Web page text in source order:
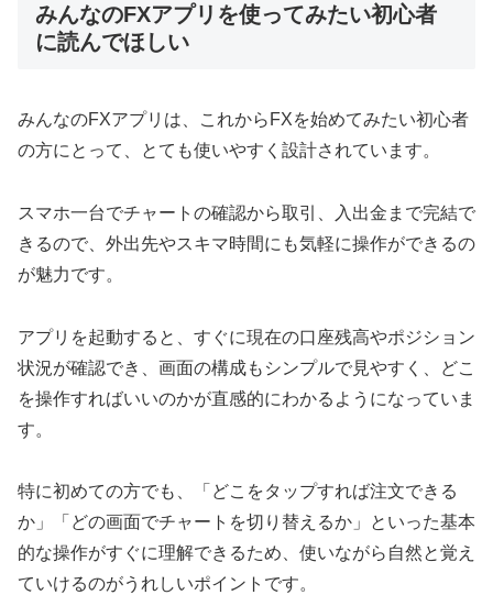
みんなのFXアプリを使ってみたい初心者
に読んでほしい
みんなのFXアプリは、これからFXを始めてみたい初心者
の方にとって、とても使いやすく設計されています。
スマホ一台でチャートの確認から取引、入出金まで完結で
きるので、外出先やスキマ時間にも気軽に操作ができるの
が魅力です。
アプリを起動すると、すぐに現在の口座残高やポジション
状況が確認でき、画面の構成もシンプルで見やすく、どこ
を操作すればいいのかが直感的にわかるようになっていま
す。
特に初めての方でも、「どこをタップすれば注文できる
か」「どの画面でチャートを切り替えるか」といった基本
的な操作がすぐに理解できるため、使いながら自然と覚え
ていけるのがうれしいポイントです。